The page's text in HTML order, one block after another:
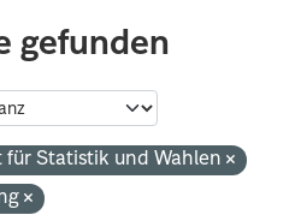
gefunden
für Statistik und Wahlen